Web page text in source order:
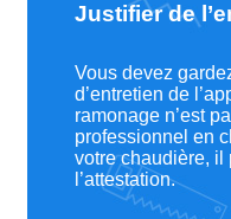
Justifier de
Vous devez
d’entretien de
ramonage n’est
professionnel en
votre chaudière, il
l’attestation.